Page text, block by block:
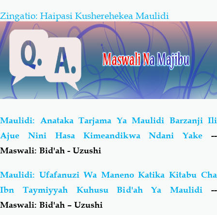
Zingatio: Haipasi Kusherehekea Maulidi
Maulidi: Anataka Tarjama Ya Maulidi Barzanji Ili
Ajue Nini Hasa Kimeandikwa Ndani Yake --
Maswali: Bid'ah - Uzushi
Maulidi: Ufafanuzi Wa Maneno Katika Kitabu Cha
Ibn Taymiyyah Kuhusu Bid'ah Ya Maulidi --
Maswali: Bid'ah – Uzushi